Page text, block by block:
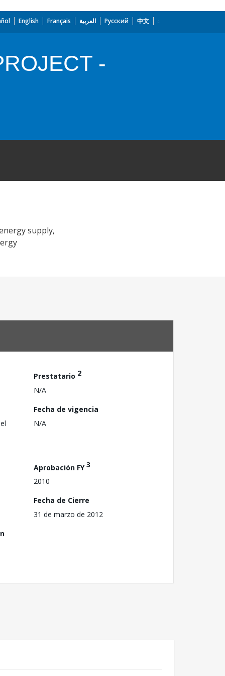
English Français العربية Русский 中文
-
supply,
Prestatario 2
N/A
Fecha de vigencia
N/A
Aprobación FY3
2010
Fecha de Cierre
31 de marzo de 2012